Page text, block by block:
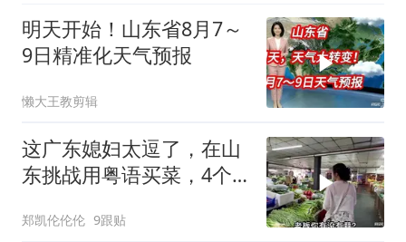
明天开始！山东省8月7～
9日精准化天气预报
懒大王教剪辑
这广东媳妇太逗了，在山
东挑战用粤语买菜，4个
郑凯伦伦伦 9跟贴